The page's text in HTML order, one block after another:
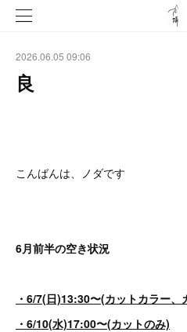
2026.06.05 09:06
良
こんばんは、ノダです
6月前半の空き状況
・6/7(日)13:30〜(カットカラー
・6/10(水)17:00〜(カットのみ)